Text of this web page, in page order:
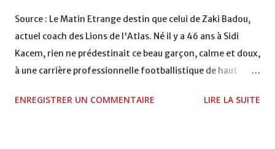
Source : Le Matin Etrange destin que celui de Zaki Badou,
actuel coach des Lions de l'Atlas. Né il y a 46 ans à Sidi
Kacem, rien ne prédestinait ce beau garçon, calme et doux,
à une carrière professionnelle footballistique de haut
également féru des armes, le jeune Zaki aura sa première
ENREGISTRER UN COMMENTAIRE LIRE LA SUITE